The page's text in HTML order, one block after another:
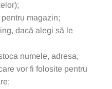
magazin;
dacă alegi să le
numele, adresa,
vor fi folosite pentru